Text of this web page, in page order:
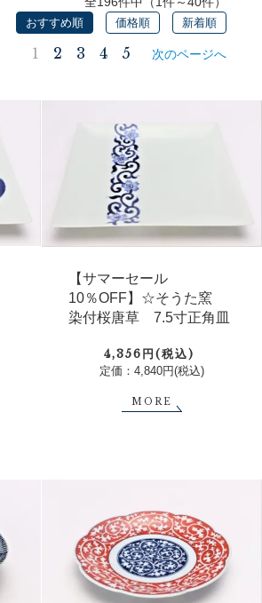
おすすめ順 価格順 新着順
1 2 3 4 5 次のページへ
【サマーセール
10％OFF】☆そうた窯
染付桜唐草 7.5寸正角皿
4,356円(税込)
定価：4,840円(税込)
MORE